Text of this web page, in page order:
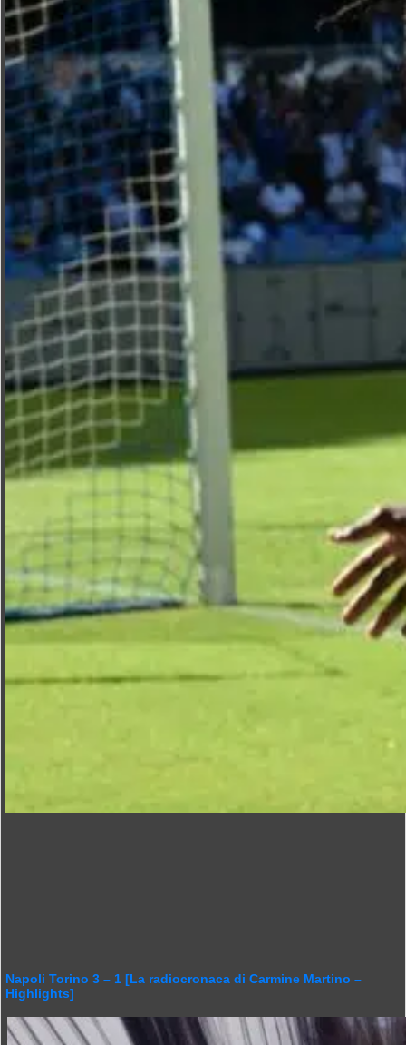
Napoli Torino 3 – 1 [La radiocronaca di Carmine Martino –
Highlights]